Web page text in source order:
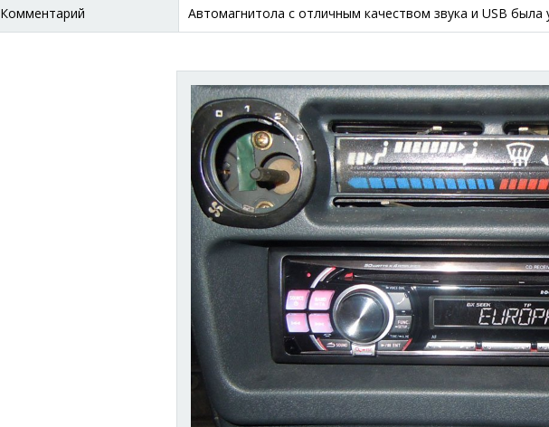
Комментарий Автомагнитола с отличным качеством звука и USB